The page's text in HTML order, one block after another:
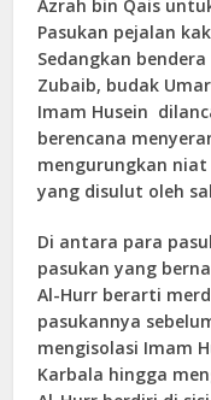
Azrah bin Qais
Pasukan pejalan
Sedangkan
Zubaib, budak
Imam Husein
berencana
mengurungkan
yang disulut oleh
Di antara para
pasukan yang
Al-Hurr berarti
pasukannya
mengisolasi Imam
Karbala hingga